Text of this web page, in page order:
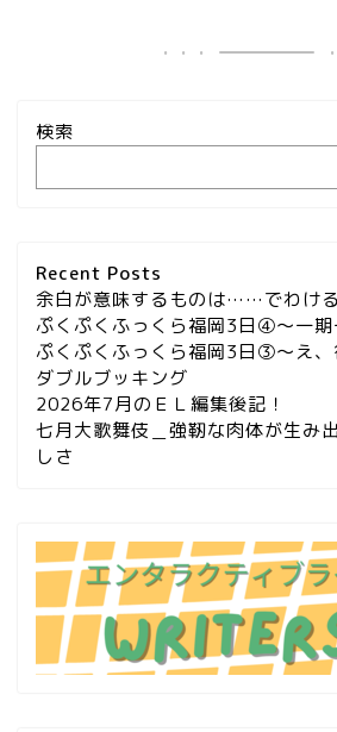
検索
Recent Posts
余白が意味するものは……でわける
ぷくぷくふっくら福岡3日④～一期
ぷくぷくふっくら福岡3日③～え
ダブルブッキング
2026年7月のＥＬ編集後記！
七月大歌舞伎＿強靭な肉体が生み
しさ